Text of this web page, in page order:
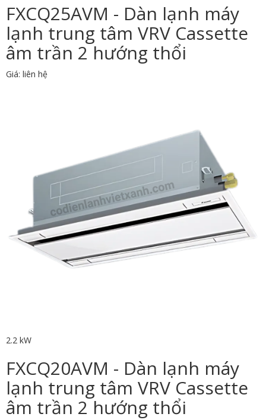
FXCQ25AVM - Dàn lạnh máy
lạnh trung tâm VRV Cassette
âm trần 2 hướng thổi
Giá: liên hệ
2.2 kW
FXCQ20AVM - Dàn lạnh máy
lạnh trung tâm VRV Cassette
âm trần 2 hướng thổi